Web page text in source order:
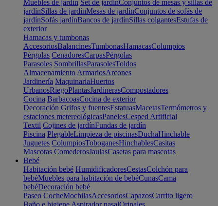
Muebles de jardín Set de jardínConjuntos de mesas y sillas de
jardínSillas de jardínMesas de jardínConjuntos de sofás de
jardínSofás jardínBancos de jardínSillas colgantesEstufas de
exterior
Hamacas y tumbonas
AccesoriosBalancinesTumbonasHamacasColumpios
Pérgolas CenadoresCarpasPérgolas
Parasoles SombrillasParasolesToldos
Almacenamiento ArmariosArcones
Jardinería MaquinariaHuertos
UrbanosRiegoPlantasJardinerasCompostadores
Cocina BarbacoasCocina de exterior
Decoración Grifos y fuentesEstatuasMacetasTermómetros y
estaciones metereológicasPanelesCesped Artificial
Textil Cojines de jardínFundas de jardín
Piscina PlegableLimpieza de piscinasDuchaHinchable
Juguetes ColumpiosToboganesHinchablesCasitas
Mascotas ComederosJaulasCasetas para mascotas
Bebé
Habitación bebé HumidificadoresCestasColchón para
bebéMuebles para habitación de bebéCunasCama
bebéDecoración bebé
Paseo CocheMochilasAccesoriosCapazosCarrito ligero
Baño e higiene Aspirador nasalOrinales